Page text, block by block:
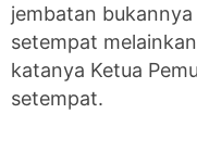
jembatan
setempat
katanya Ketua
setempat.